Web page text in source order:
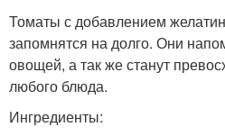
Томаты с добавлением
запомнятся на долго. Они
овощей, а так же станут
любого блюда.
Ингредиенты: